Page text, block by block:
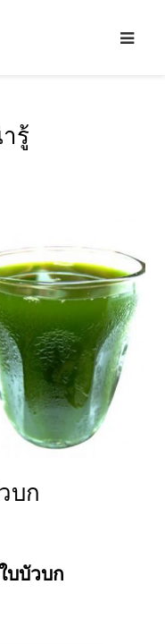
รู้
บก
บบัวบก